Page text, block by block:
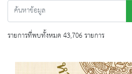
รายการที่พบทั้งหมด 43,706 รายการ